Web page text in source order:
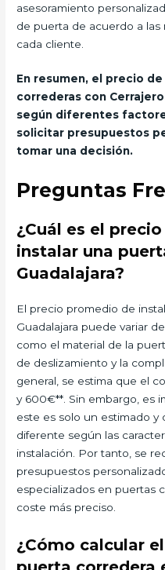
asesoramiento
de puerta de acuerdo a
cada cliente.
En resumen, el precio
correderas con
según diferentes
solicitar presupuestos
tomar una decisión.
Preguntas
¿Cuál es el
instalar una
Guadalajara?
El precio promedio de
Guadalajara puede variar
como el material de la
de deslizamiento y la
general, se estima que el
y 600€**. Sin embargo, es
este es solo un estimado
diferente según las
instalación. Por tanto, se
presupuestos
especializados en puertas
coste más preciso.
¿Cómo calcular